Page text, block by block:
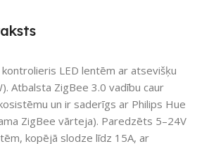
kontrolieris LED lentēm ar atsevišķu
Atbalsta ZigBee 3.0 vadību caur
un ir saderīgs ar Philips Hue
ZigBee vārteja). Paredzēts 5–24V
kopējā slodze līdz 15A, ar